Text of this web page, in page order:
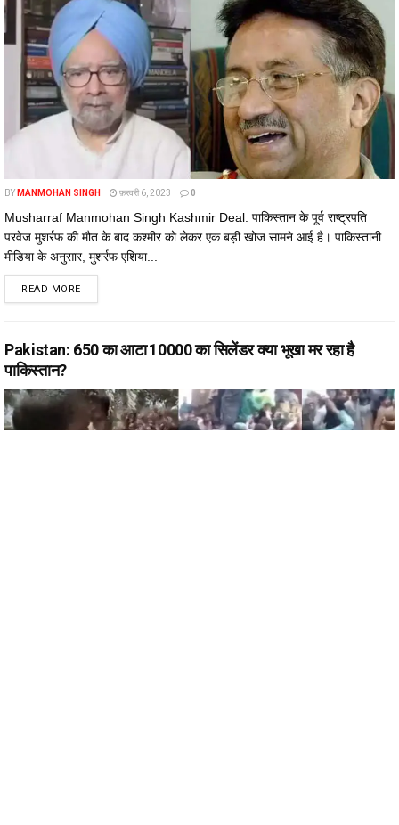
BY MANMOHAN SINGH फ़रवरी 6, 2023 0
Musharraf Manmohan Singh Kashmir Deal: पाकिस्तान के पूर्व राष्ट्रपति
परवेज मुशर्रफ की मौत के बाद कश्मीर को लेकर एक बड़ी खोज सामने आई है। पाकिस्तानी
मीडिया के अनुसार, मुशर्रफ एशिया...
READ MOREDETAILS
Pakistan: ₹650 का आटा ₹10000 का सिलेंडर क्या भूखा मर रहा है
पाकिस्तान?